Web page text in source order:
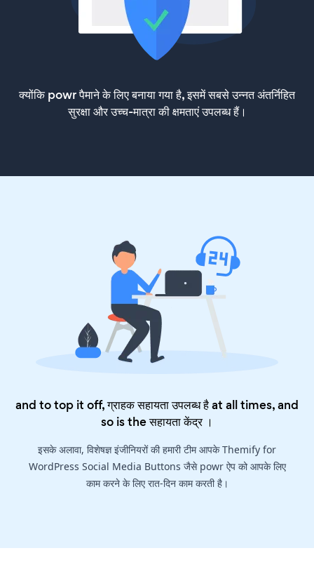
क्योंकि powr पैमाने के लिए बनाया गया है, इसमें सबसे उन्नत अंतर्निहित
सुरक्षा और उच्च-मात्रा की क्षमताएं उपलब्ध हैं।
and to top it off, ग्राहक सहायता उपलब्ध है at all times, and
so is theसहायता केंद्र।
इसके अलावा, विशेषज्ञ इंजीनियरों की हमारी टीम आपके Themify for
WordPress Social Media Buttons जैसे powr ऐप को आपके लिए
काम करने के लिए रात-दिन काम करती है।